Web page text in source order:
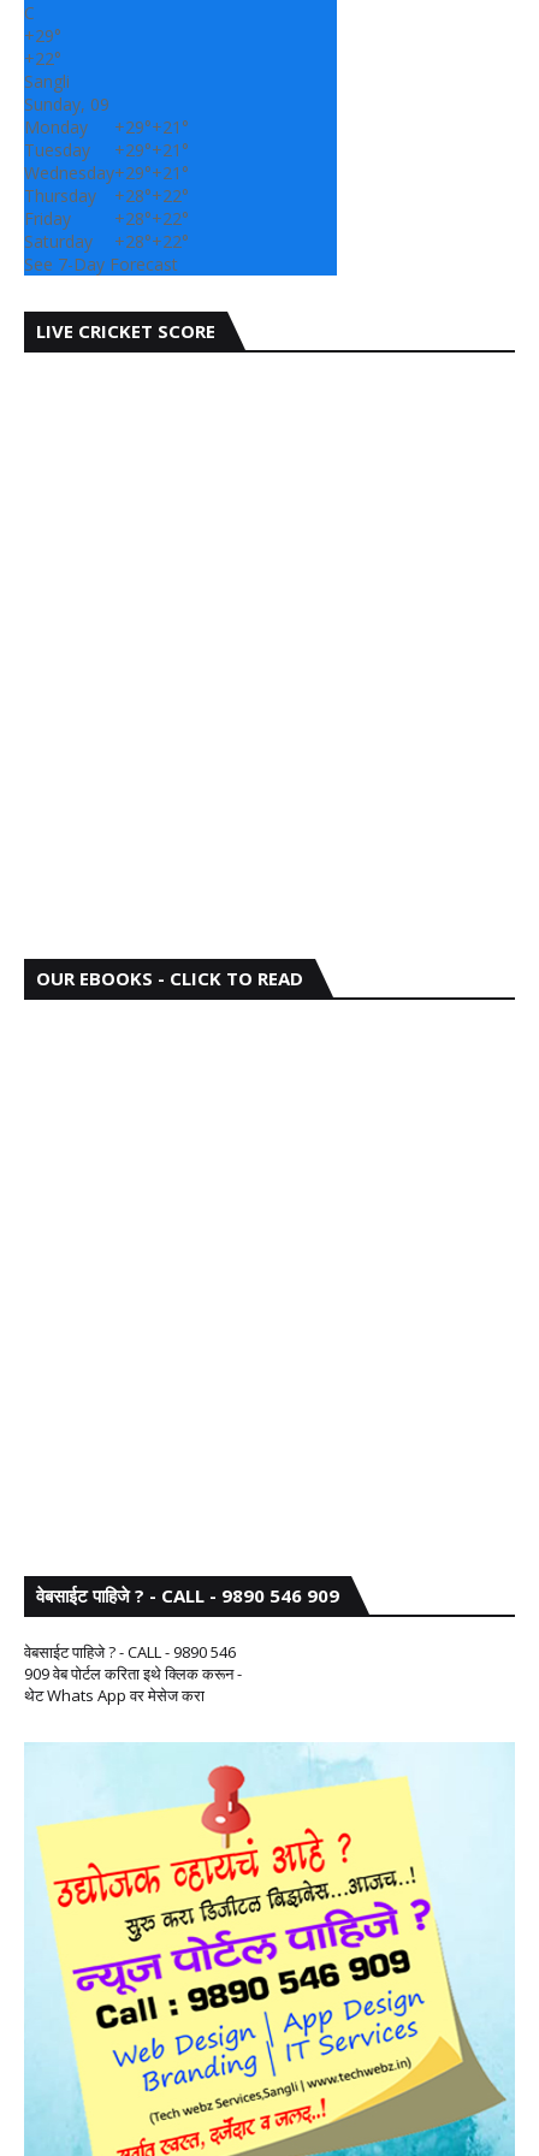
C
+29°
+22°
Sangli
Sunday, 09
Monday
+29°+21°
Tuesday
+29°+21°
Wednesday+29°+21°
Thursday
+28°+22°
Friday
+28°+22°
Saturday
+28°+22°
See 7-Day Forecast
LIVE CRICKET SCORE
OUR EBOOKS - CLICK TO READ
वेबसाईट पाहिजे ? - CALL - 9890 546 909
वेबसाईट पाहिजे ? - CALL - 9890 546
909 वेब पोर्टल करिता इथे क्लिक करून -
थेट Whats App वर मेसेज करा